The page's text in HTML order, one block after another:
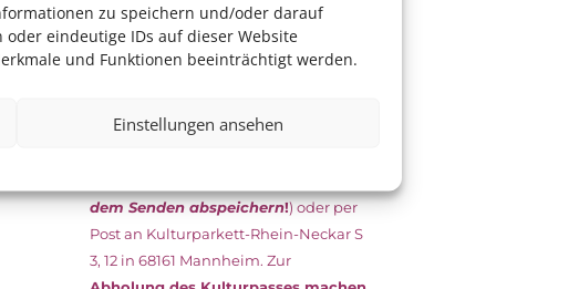
zu speichern und/oder darauf
eindeutige IDs auf dieser Website
und Funktionen beeinträchtigt werden.
Einstellungen ansehen
esunterschriebenzusammen mit
dem aktuellen
(Bürgergeld/
das Kulturparkett zurück: Per E-Mail
dem Senden abspeichern!) oder per
Post an Kulturparkett-Rhein-Neckar S
3, 12 in 68161 Mannheim. Zur